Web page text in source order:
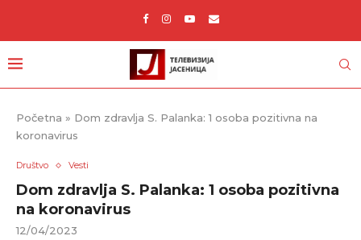
Početna » Dom zdravlja S. Palanka: 1 osoba pozitivna na
koronavirus
Društvo Vesti
Dom zdravlja S. Palanka: 1 osoba pozitivna
na koronavirus
12/04/2023